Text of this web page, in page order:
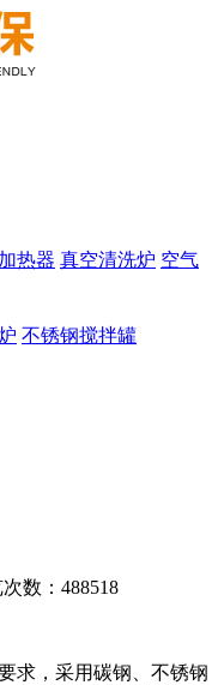
热器 真空清洗炉 空气
不锈钢搅拌罐
数：488518
求，采用碳钢、不锈钢